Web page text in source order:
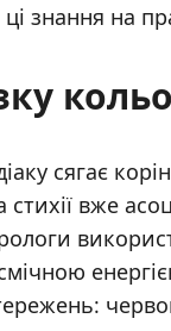
знання на
сягає
стихії вже